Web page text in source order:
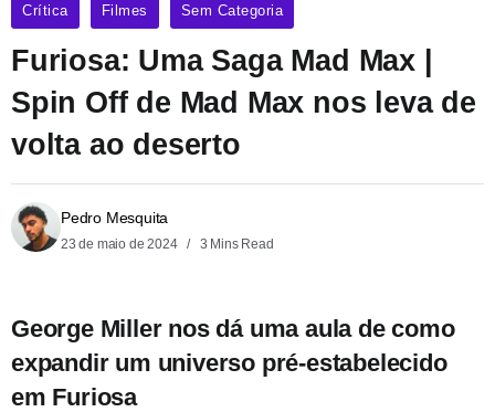
Crítica Filmes Sem Categoria
Furiosa: Uma Saga Mad Max |
Spin Off de Mad Max nos leva de
volta ao deserto
Pedro Mesquita
23 de maio de 2024 3 Mins Read
George Miller nos dá uma aula de como
expandir um universo pré-estabelecido
em Furiosa